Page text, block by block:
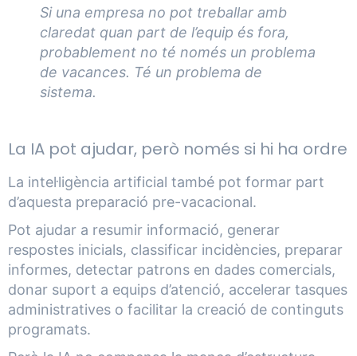
Si una empresa no pot treballar amb
claredat quan part de l’equip és fora,
probablement no té només un problema
de vacances. Té un problema de
sistema.
La IA pot ajudar, però només si hi ha ordre
La intel·ligència artificial també pot formar part
d’aquesta preparació pre-vacacional.
Pot ajudar a resumir informació, generar
respostes inicials, classificar incidències, preparar
informes, detectar patrons en dades comercials,
donar suport a equips d’atenció, accelerar tasques
administratives o facilitar la creació de continguts
programats.